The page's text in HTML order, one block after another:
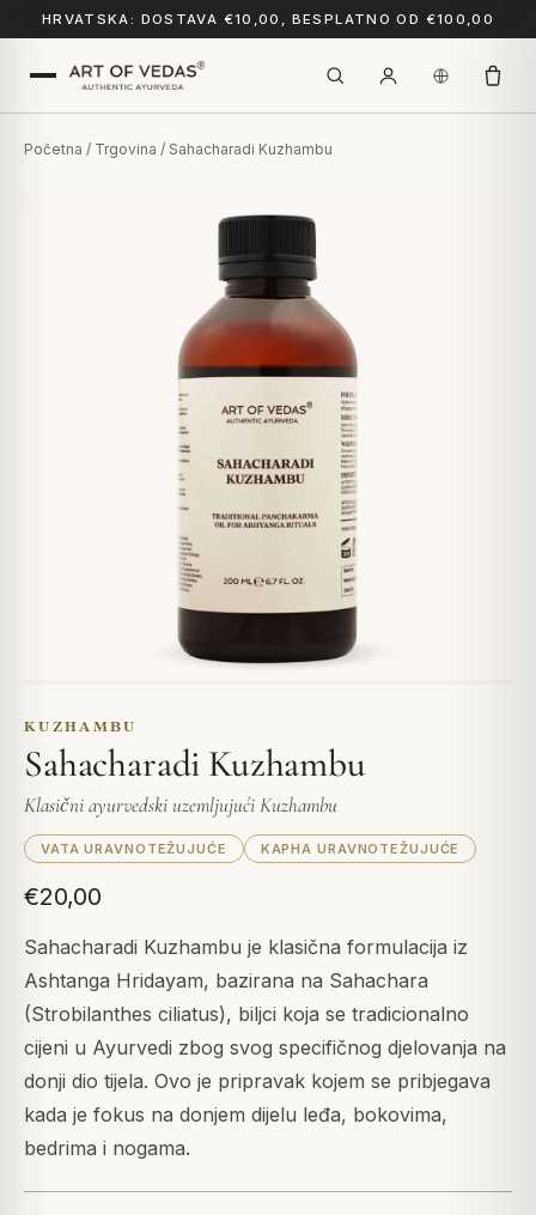
HRVATSKA: DOSTAVA €10,00, BESPLATNO OD €100,00
Početna / Trgovina / Sahacharadi Kuzhambu
KUZHAMBU
Sahacharadi Kuzhambu
Klasični ayurvedski uzemljujući Kuzhambu
VATA URAVNOTEŽUJUĆE KAPHA URAVNOTEŽUJUĆE
€20,00
Sahacharadi Kuzhambu je klasična formulacija iz
Ashtanga Hridayam, bazirana na Sahachara
(Strobilanthes ciliatus), biljci koja se tradicionalno
cijeni u Ayurvedi zbog svog specifičnog djelovanja na
donji dio tijela. Ovo je pripravak kojem se pribjegava
kada je fokus na donjem dijelu leđa, bokovima,
bedrima i nogama.